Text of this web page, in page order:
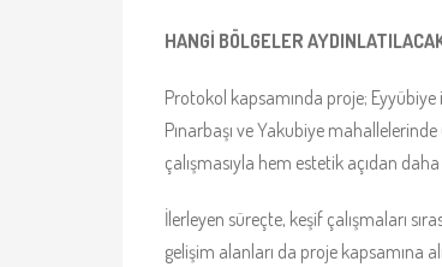
HANGİ BÖLGELER
Protokol kapsamında proje; Eyyübiye
Pınarbaşı ve Yakubiye
çalışmasıyla hem estetik açıdan
İlerleyen süreçte, keşif çalışmaları
gelişim alanları da proje kapsamına